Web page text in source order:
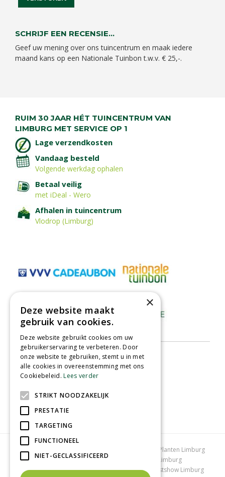
SCHRIJF EEN RECENSIE...
Geef uw mening over ons tuincentrum en maak iedere
maand kans op een Nationale Tuinbon t.w.v. € 25,-.
RUIM 30 JAAR HÉT TUINCENTRUM VAN
LIMBURG MET SERVICE OP 1
Lage verzendkosten
Vandaag besteld
Volgende werkdag ophalen
Betaal veilig
met iDeal - Wero
Afhalen in tuincentrum
Vlodrop (Limburg)
Tuincentrum Limburg
Planten Limburg
Bomen en struiken Limburg
Tuinplanten Limburg
Tuincentrum Vlodrop Gartencenter Vlodrop
Kerstshow Limburg
×
Deze website maakt
gebruik van cookies.
Deze website gebruikt cookies om uw
gebruikerservaring te verbeteren. Door
onze website te gebruiken, stemt u in met
alle cookies in overeenstemming met ons
Cookiebeleid.Lees verder
STRIKT NOODZAKELIJK
PRESTATIE
TARGETING
FUNCTIONEEL
NIET-GECLASSIFICEERD